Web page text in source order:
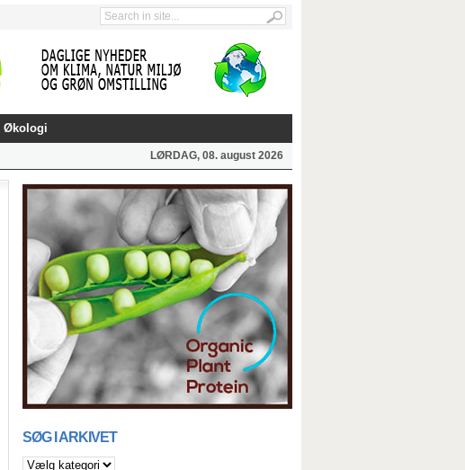
Økologi
LØRDAG, 08. august 2026
SØG I ARKIVET